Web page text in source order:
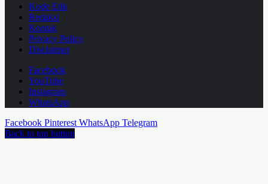
Kode Etik
Redaksi
Kontak
Privacy Policy
Disclaimer
Facebook
YouTube
Instagram
WhatsApp
Facebook Pinterest WhatsApp Telegram
Back to top button